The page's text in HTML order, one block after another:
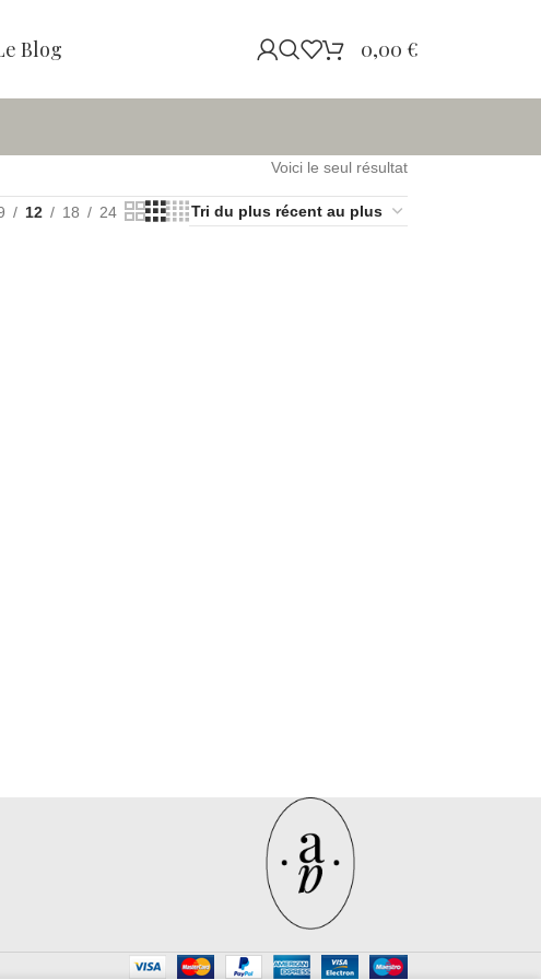
Blog 0,00 €
Voici le seul résultat
12 18 24